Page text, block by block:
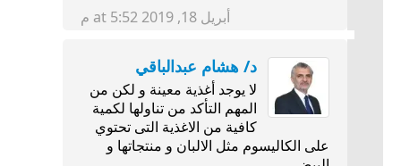
أبريل 18, 2019 at 5:52 م
د/ هشام عبدالباقي
لا يوجد أغذية معينة و لكن من
المهم التأكد من تناولها لكمية
كافية من الاغذية التى تحتوي
على الكاليسوم مثل الالبان و منتجاتها و